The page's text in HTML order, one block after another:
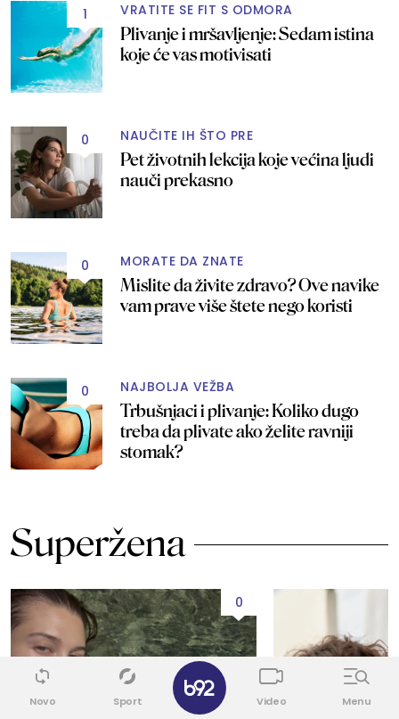
1 VRATITE SE FIT S ODMORA
Plivanje i mršavljenje: Sedam istina
koje će vas motivisati
0 NAUČITE IH ŠTO PRE
Pet životnih lekcija koje većina ljudi
nauči prekasno
0 MORATE DA ZNATE
Mislite da živite zdravo? Ove navike
vam prave više štete nego koristi
0 NAJBOLJA VEŽBA
Trbušnjaci i plivanje: Koliko dugo
treba da plivate ako želite ravniji
stomak?
Superžena
0
Novo Sport Video Menu
✕